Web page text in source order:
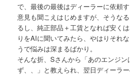
で、最後の最後はディーラーに依頼
意見も聞こえはじめますが、そうな
るし、純正部品＋工賃となれば安く
りをAIに聞いてみたら、やはりそれ
うで悩みは深まるばかり。
そんな折、Sさんから「あのエンジ
ず、、」と教えられ、翌日ディーラー